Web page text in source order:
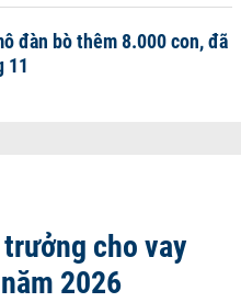
đàn bò thêm 8.000 con, đã
11
cho vay
2026